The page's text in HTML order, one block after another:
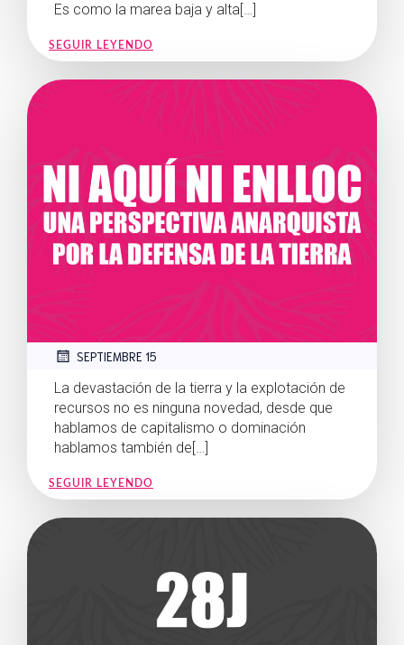
Es como la marea baja y alta[…]
SEGUIR LEYENDO
SEPTIEMBRE 15
La devastación de la tierra y la explotación de
recursos no es ninguna novedad, desde que
hablamos de capitalismo o dominación
hablamos también de[…]
SEGUIR LEYENDO